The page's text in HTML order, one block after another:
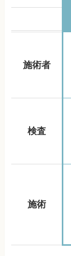
施術者
検査
施術